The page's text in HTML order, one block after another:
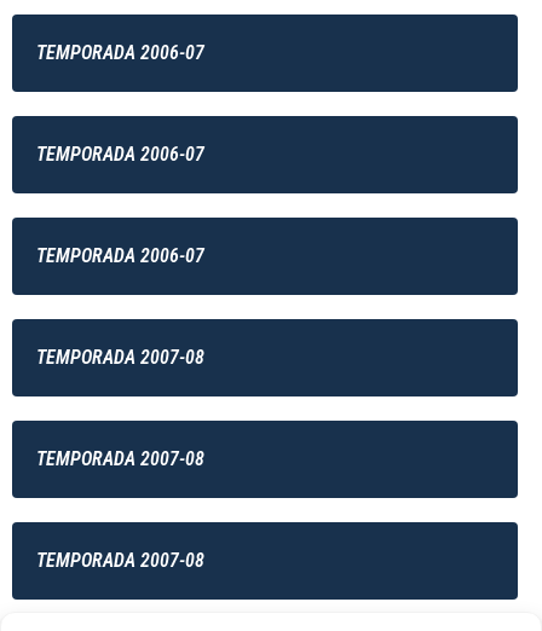
TEMPORADA 2006-07
TEMPORADA 2006-07
TEMPORADA 2006-07
TEMPORADA 2007-08
TEMPORADA 2007-08
TEMPORADA 2007-08